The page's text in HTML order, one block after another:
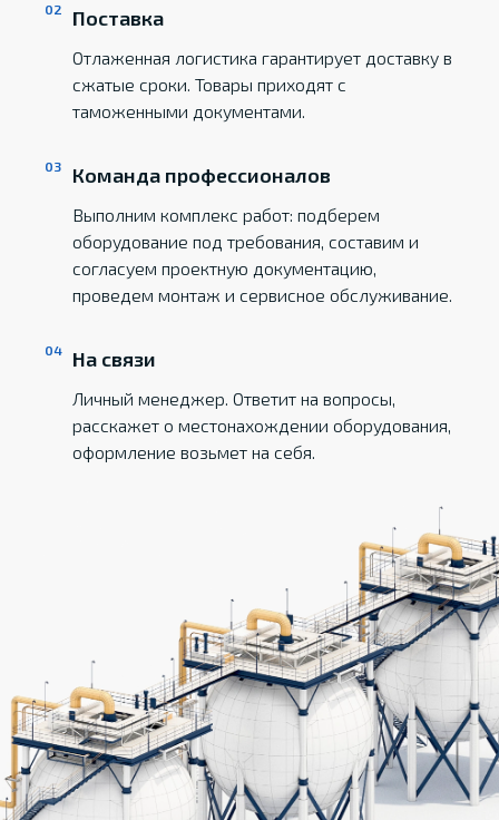
Поставка
Отлаженная логистика гарантирует доставку в
сжатые сроки. Товары приходят с
таможенными документами.
Команда профессионалов
Выполним комплекс работ: подберем
оборудование под требования, составим и
согласуем проектную документацию,
проведем монтаж и сервисное обслуживание.
На связи
Личный менеджер. Ответит на вопросы,
расскажет о местонахождении оборудования,
оформление возьмет на себя.